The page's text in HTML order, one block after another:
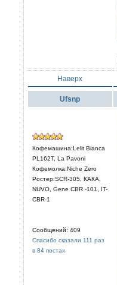
Наверх
Ufsnp
Кофемашина:Lelit Bianca
PL162T, La Pavoni
Кофемолка:Niche Zero
Ростер:SCR-305, КАКА,
NUVO, Gene CBR -101, IT-
CBR-1
Сообщений: 409
Спасибо сказали 111 раз
в 84 постах